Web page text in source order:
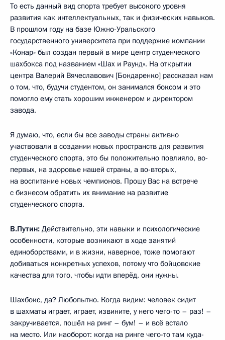
То есть данный вид спорта требует высокого уровня
развития как интеллектуальных, так и физических навыков.
В прошлом году на базе Южно-Уральского
государственного университета при поддержке компании
«Конар» был создан первый в мире центр студенческого
шахбокса под названием «Шах и Раунд». На открытии
центра Валерий Вячеславович [Бондаренко] рассказал нам
о том, что, будучи студентом, он занимался боксом и это
помогло ему стать хорошим инженером и директором
завода.
Я думаю, что, если бы все заводы страны активно
участвовали в создании новых пространств для развития
студенческого спорта, это бы положительно повлияло, во-
первых, на здоровье нашей страны, а во-вторых,
на воспитание новых чемпионов. Прошу Вас на встрече
с бизнесом обратить их внимание на развитие
студенческого спорта.
В.Путин: Действительно, эти навыки и психологические
особенности, которые возникают в ходе занятий
единоборствами, и в жизни, наверное, тоже помогают
добиваться конкретных успехов, потому что бойцовские
качества для того, чтобы идти вперёд, они нужны.
Шахбокс, да? Любопытно. Когда видим: человек сидит
в шахматы играет, играет, извините, у него чего-то – раз! –
закручивается, пошёл на ринг – бум! – и всё встало
на место. Или наоборот: когда на ринге чего-то там куда-